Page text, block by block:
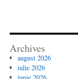
Archives
august 2026
iulie 2026